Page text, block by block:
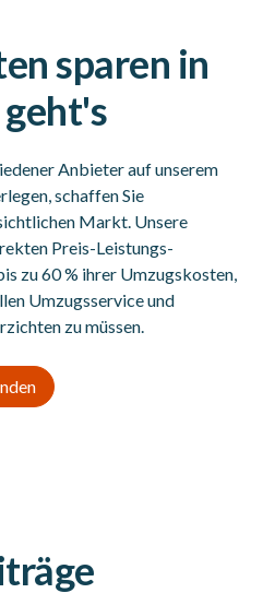
sparen in
Anbieter auf unserem
schaffen Sie
Markt. Unsere
Preis-Leistungs-
zu 60 % ihrer Umzugskosten,
Umzugsservice und
zu müssen.